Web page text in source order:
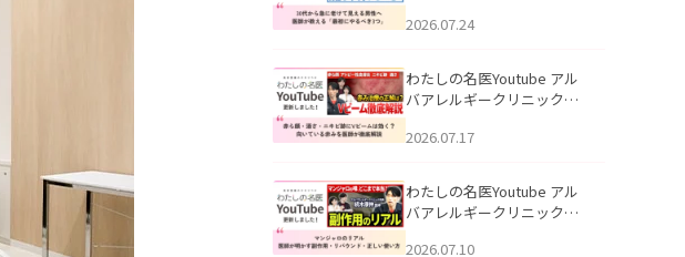
える男性へ｜医師が教える
公開いたしました。
2026.07.24
わたしの名医Youtube アル
バアレルギークリニック札
跡にVビームは効く？向いて
説」を公開いたしました。
2026.07.17
わたしの名医Youtube アル
バアレルギークリニック札
2026.07.10